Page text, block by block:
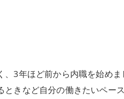
3年ほど前から内職を始めま
きなど自分の働きたいペー